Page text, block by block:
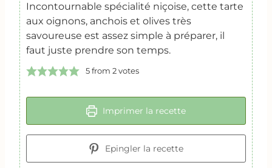
Incontournable spécialité niçoise, cette tarte
aux oignons, anchois et olives très
savoureuse est assez simple à préparer, il
faut juste prendre son temps.
5from 2votes
Imprimer la recette
Epingler la recette